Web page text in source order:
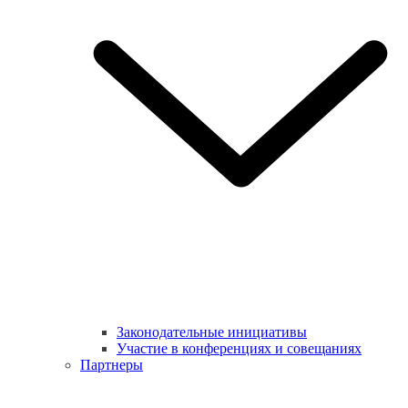
Законодательные инициативы
Участие в конференциях и совещаниях
Партнеры